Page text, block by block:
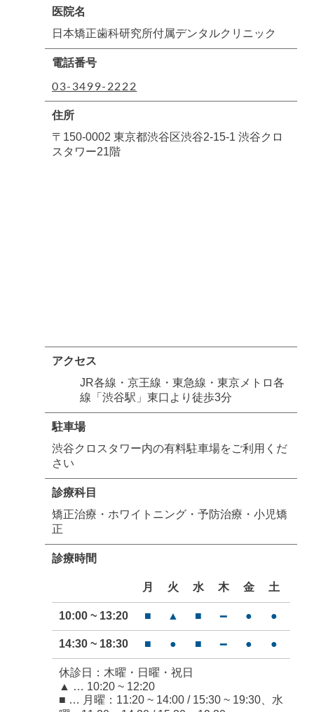
医院名
日本矯正歯科研究所付属デンタルクリニック
電話番号
03-3499-2222
住所
〒150-0002 東京都渋谷区渋谷2-15-1 渋谷クロ
スタワー21階
アクセス
JR各線・京王線・東急線・東京メトロ各
線「渋谷駅」東口より徒歩3分
駐車場
渋谷クロスタワー内の有料駐車場をご利用くだ
さい
診療科目
矯正治療・ホワイトニング・予防治療・小児矯
正
診療時間
月 火 水 木 金 土
10:00 ~ 13:20 ■ ▲ ■ ━ ● ●
14:30 ~ 18:30 ■ ● ■ ━ ● ●
休診日：木曜・日曜・祝日
▲ … 10:20 ~ 12:20
■ … 月曜：11:20 ~ 14:00 / 15:30 ~ 19:30、水